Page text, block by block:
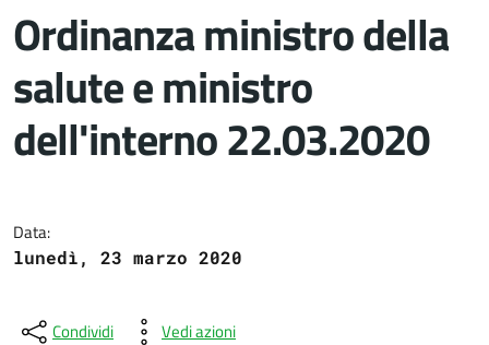
Ordinanza ministro della
salute e ministro
dell'interno 22.03.2020
Data:
lunedì, 23 marzo 2020
Condividi Vedi azioni